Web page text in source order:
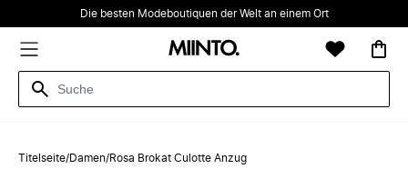
Die besten Modeboutiquen der Welt an einem Ort
Titelseite/Damen/Rosa Brokat Culotte Anzug